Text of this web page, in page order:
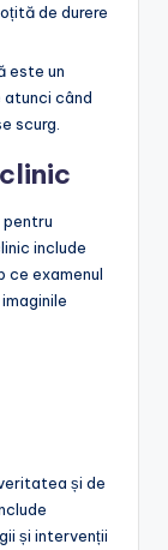
de durere
este un
atunci când
scurg.
pentru
include
ce examenul
și de
și intervenții